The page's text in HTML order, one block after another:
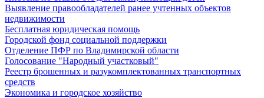
Выявление правообладателей ранее учтенных объектов
недвижимости
Бесплатная юридическая помощь
Городской фонд социальной поддержки
Отделение ПФР по Владимирской области
Голосование "Народный участковый"
Реестр брошенных и разукомплектованных транспортных
средств
Экономика и городское хозяйство